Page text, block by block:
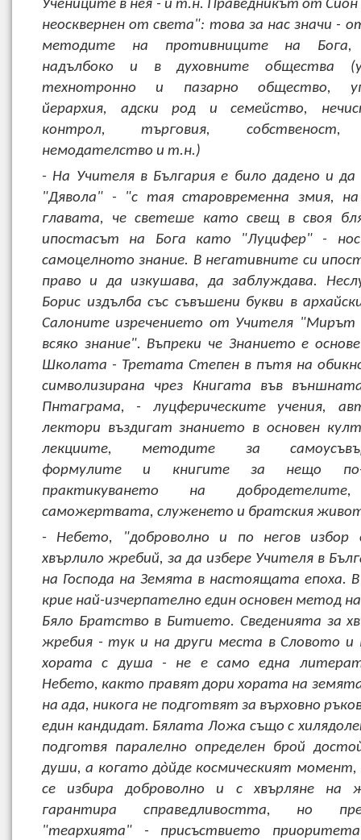
Учениците в нея - и т.н. Праведникът от Сион
неосквернен от света": това за нас значи -
методите на противниците на Бога,
надълбоко и в духовните общества
технотронно и пазарно общество,
йерархия, адски род и семейство,
контрол, търговия, собственост,
немодателство и т.н.)
- На Учителя в България е било дадено и да
"Дявола" - "с тая старовременна змия,
главата, че светеше като свещ в своя
ипостасът на Бога като "Луцифер" -
самоцелното знание. В негативните си
право и да изкушава, да заблуждава.
Борис издълба със съвъшени букви в
Салоните изречението от Учителя "Мирът
всяко знание". Въпреки че Знанието е
Школата - Третата Степен в пътя на
символизирана чрез Книгата във
Пнтаграма, - луцферическите учения,
лектори въздигат знанието в основен
лекциите, методите за
формулите и книгите за нещо
практикуването на
саможертвата, служенето и братския
- Небето, "доброволно и по негов избор
хвърлило жребий, за да избере Учителя в
на Господа на Земята в настоящата епоха.
крие най-изчерпателно един основен метод
Бяло Братство в Битието. Сведенията за
жребия - тук и на други места в Словото
хората с душа - не е само една
Небето, както правят дори хората на
на ада, никога не подготвят за върховно
един кандидат. Бялата Ложа също с
подготвя паралелно определен брой
души, а когато дòйде космическият момент,
се избира доброволно и с хвърляне на
гарантира справедливостта, но
"теархията" - присъствието